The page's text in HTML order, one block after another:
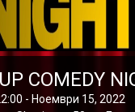
COMEDY
- Ноември 15, 2022